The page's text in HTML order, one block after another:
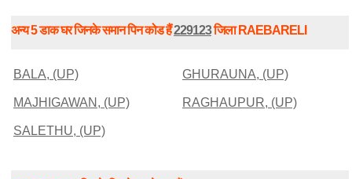
अन्य 5 डाक घर जिनके समान पिन कोड हैं229123जिला RAEBARELI
BALA, (UP) GHURAUNA, (UP)
MAJHIGAWAN, (UP) RAGHAUPUR, (UP)
SALETHU, (UP)